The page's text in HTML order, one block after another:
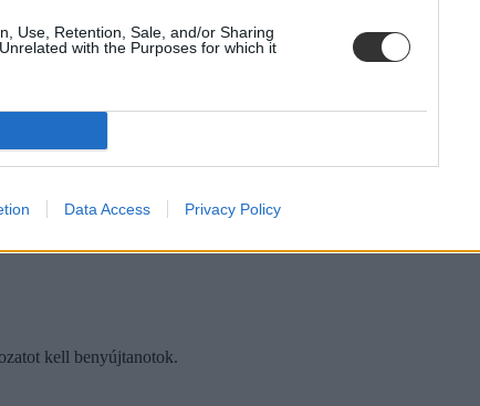
Use, Retention, Sale, and/or Sharing
with the Purposes for which it
Data Access Privacy Policy
kell benyújtanotok.